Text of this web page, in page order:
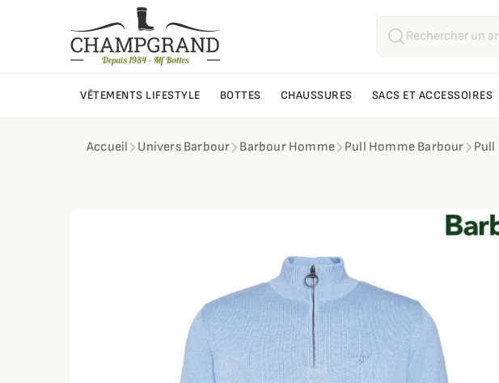
VÊTEMENTS LIFESTYLE BOTTES CHAUSSURES SACS ET ACCESSOIRES
Accueil Univers Barbour Barbour Homme Pull Homme Barbour Pull